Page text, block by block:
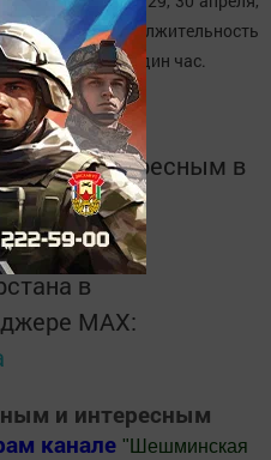
Продолжительность
на один час.
и интересным в
в
MАХ:
и интересным
канале " Шешминская